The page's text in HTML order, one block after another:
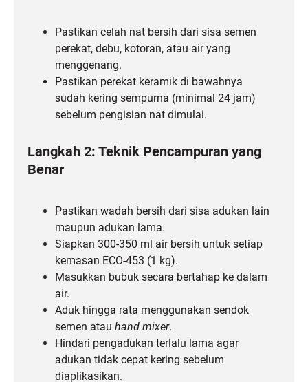
Pastikan celah nat bersih dari sisa semen
perekat, debu, kotoran, atau air yang
menggenang.
Pastikan perekat keramik di bawahnya
sudah kering sempurna (minimal 24 jam)
sebelum pengisian nat dimulai.
Langkah 2: Teknik Pencampuran yang
Benar
Pastikan wadah bersih dari sisa adukan lain
maupun adukan lama.
Siapkan 300-350 ml air bersih untuk setiap
kemasan ECO-453 (1 kg).
Masukkan bubuk secara bertahap ke dalam
air.
Aduk hingga rata menggunakan sendok
semen atau hand mixer.
Hindari pengadukan terlalu lama agar
adukan tidak cepat kering sebelum
diaplikasikan.